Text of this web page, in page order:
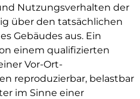
Nutzungsverhalten der
über den tatsächlichen
Gebäudes aus. Ein
einem qualifizierten
Vor-Ort-
reproduzierbar, belastbar
im Sinne einer